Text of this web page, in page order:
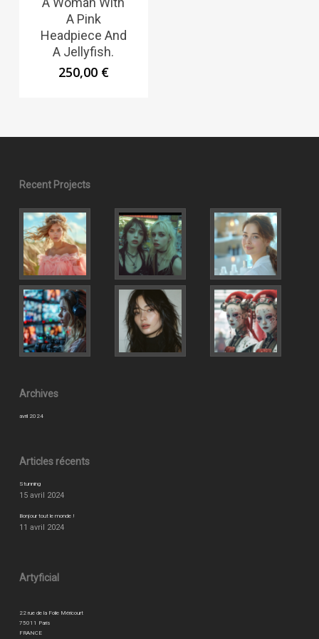
A Pink
Headpiece And
A Jellyfish.
250,00 €
Recent Projects
Archives
avril 2024
Articles récents
Stunning
15 avril 2024
Bonjour tout le monde !
11 avril 2024
Artyficial
22 rue de la Folie Méricourt
75011 Paris
FRANCE